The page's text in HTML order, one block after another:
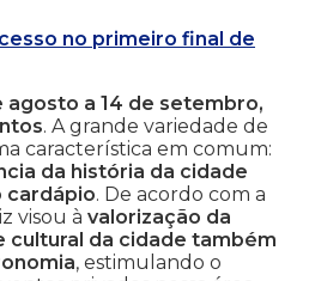
no primeiro final de
agosto a 14 de setembro,
. A grande variedade de
característica em comum:
da história da cidade
cardápio. De acordo com a
visou à valorização da
cultural da cidade também
, estimulando o